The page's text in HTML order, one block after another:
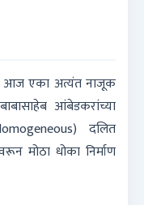
आज एका अत्यंत नाजूक
आंबेडकरांच्या
दलित
मोठा धोका निर्माण